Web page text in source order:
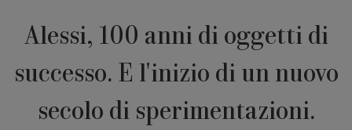
Alessi, 100 anni di oggetti di
successo. E l'inizio di un nuovo
secolo di sperimentazioni.